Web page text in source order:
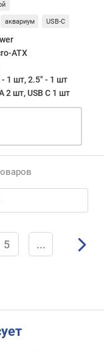
аквариум USB-C
ATX
- 1 шт, 2.5" - 1 шт
2 шт, USB C 1 шт
5 ...